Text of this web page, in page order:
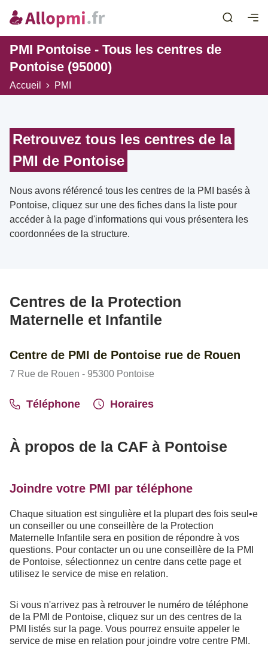
PMI Pontoise - Tous les centres de
Pontoise (95000)
Accueil PMI
Retrouvez tous les centres de la
PMI de Pontoise
Nous avons référencé tous les centres de la PMI basés à
Pontoise, cliquez sur une des fiches dans la liste pour
accéder à la page d'informations qui vous présentera les
coordonnées de la structure.
Centres de la Protection
Maternelle et Infantile
Centre de PMI de Pontoise rue de Rouen
7 Rue de Rouen - 95300 Pontoise
Téléphone Horaires
À propos de la CAF à Pontoise
Joindre votre PMI par téléphone
Chaque situation est singulière et la plupart des fois seul•e
un conseiller ou une conseillère de la Protection
Maternelle Infantile sera en position de répondre à vos
questions. Pour contacter un ou une conseillère de la PMI
de Pontoise, sélectionnez un centre dans cette page et
utilisez le service de mise en relation.
Si vous n'arrivez pas à retrouver le numéro de téléphone
de la PMI de Pontoise, cliquez sur un des centres de la
PMI listés sur la page. Vous pourrez ensuite appeler le
service de mise en relation pour joindre votre centre PMI.